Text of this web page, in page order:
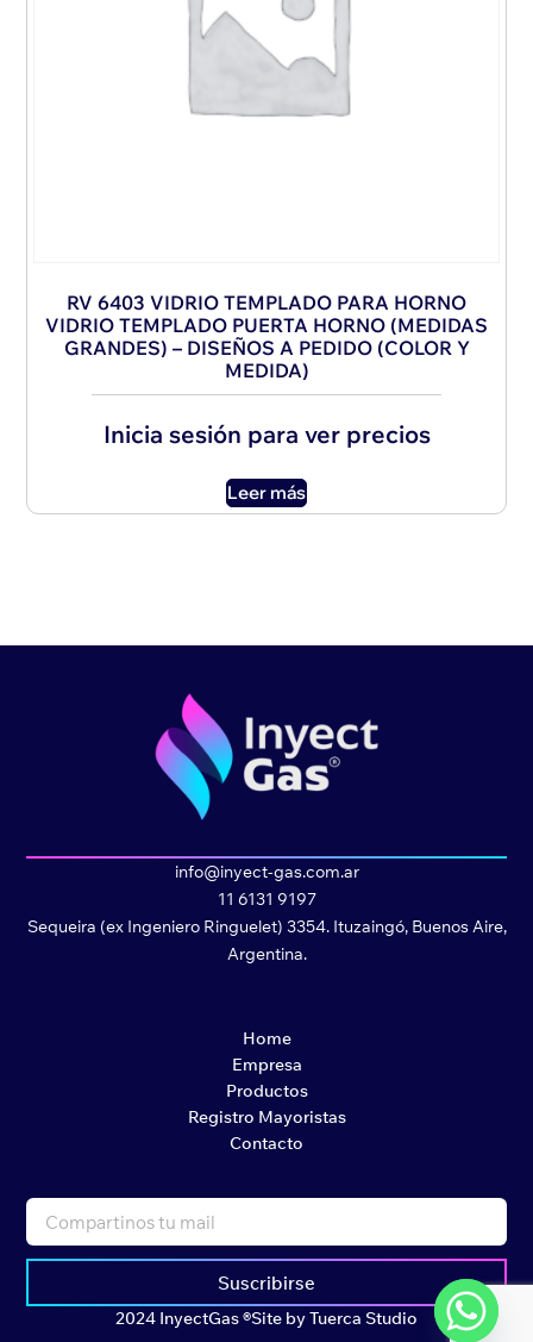
RV 6403 VIDRIO TEMPLADO PARA HORNO
VIDRIO TEMPLADO PUERTA HORNO (MEDIDAS
GRANDES) – DISEÑOS A PEDIDO (COLOR Y
MEDIDA)
Inicia sesión para ver precios
Leer más
info@inyect-gas.com.ar
11 6131 9197
Sequeira (ex Ingeniero Ringuelet) 3354. Ituzaingó, Buenos Aire,
Argentina.
Home
Empresa
Productos
Registro Mayoristas
Contacto
Suscribirse
2024 InyectGas ®Site by Tuerca Studio